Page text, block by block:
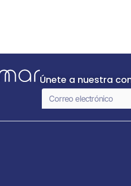
Únete a nuestra